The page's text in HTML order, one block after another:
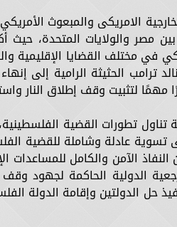
الامريكى والمبعوث
بين مصر والولايات المتحدة،
في مختلف القضايا الإقليمية
ترامب الحثيثة الرامية إلى
مهمًا لتثبيت وقف إطلاق النار
تناول تطورات القضية
تسوية عادلة وشاملة للقضية
الآمن والكامل للمساعدات
٢٨٠٣ باعتباره المرجعية الدولية
الدولتين وإقامة الدولة